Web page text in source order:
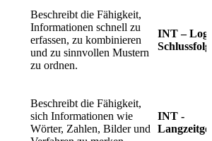
Beschreibt die Fähigkeit,
Informationen schnell zu
erfassen, zu kombinieren
und zu sinnvollen Mustern
zu ordnen.
INT –
Beschreibt die Fähigkeit,
sich Informationen wie
Wörter, Zahlen, Bilder und
INT -